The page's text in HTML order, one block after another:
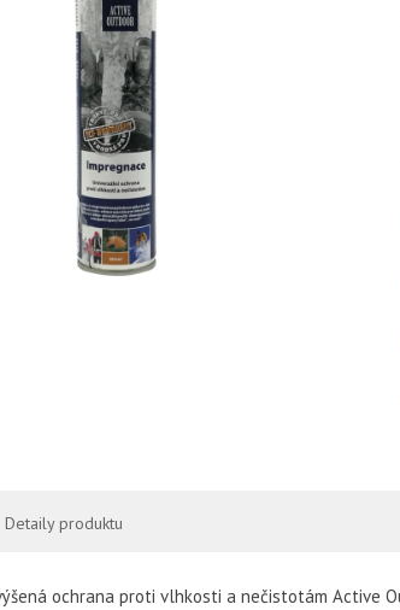
Detaily produktu
ochrana proti vlhkosti a nečistotám Active